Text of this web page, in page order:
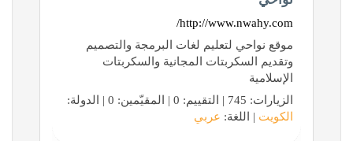
http://www.nwahy.com/
موقع نواحي لتعليم لغات البرمجة والتصميم
وتقديم السكربتات المجانية والسكربتات
الإسلامية
الزيارات: 745 | التقييم: 0 | المقيّمين: 0 | الدولة:
الكويت | اللغة: عربي